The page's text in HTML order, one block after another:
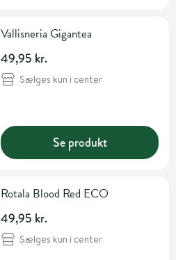
Vallisneria Gigantea
49,95 kr.
Sælges kun i center
Se produkt
Rotala Blood Red ECO
49,95 kr.
Sælges kun i center